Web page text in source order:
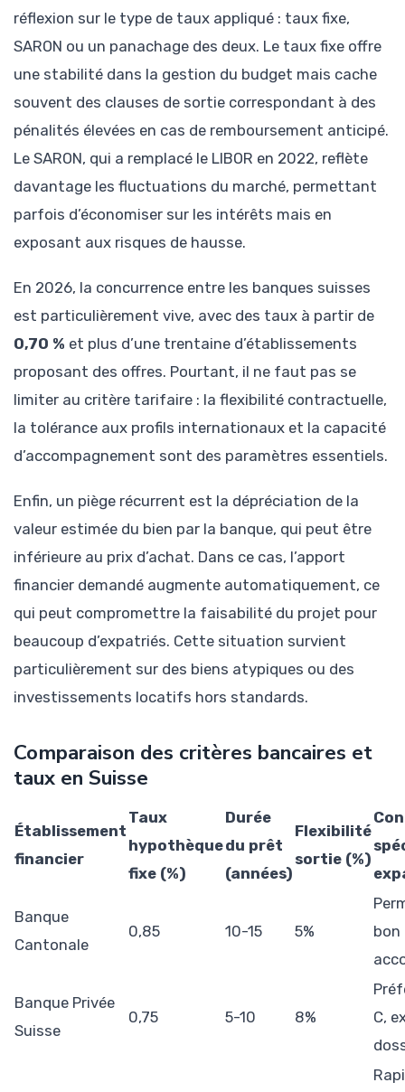
réflexion sur le type de taux appliqué : taux fixe,
SARON ou un panachage des deux. Le taux fixe offre
une stabilité dans la gestion du budget mais cache
souvent des clauses de sortie correspondant à des
pénalités élevées en cas de remboursement anticipé.
Le SARON, qui a remplacé le LIBOR en 2022, reflète
davantage les fluctuations du marché, permettant
parfois d’économiser sur les intérêts mais en
exposant aux risques de hausse.
En 2026, la concurrence entre les banques suisses
est particulièrement vive, avec des taux à partir de
0,70 % et plus d’une trentaine d’établissements
proposant des offres. Pourtant, il ne faut pas se
limiter au critère tarifaire : la flexibilité contractuelle,
la tolérance aux profils internationaux et la capacité
d’accompagnement sont des paramètres essentiels.
Enfin, un piège récurrent est la dépréciation de la
valeur estimée du bien par la banque, qui peut être
inférieure au prix d’achat. Dans ce cas, l’apport
financier demandé augmente automatiquement, ce
qui peut compromettre la faisabilité du projet pour
beaucoup d’expatriés. Cette situation survient
particulièrement sur des biens atypiques ou des
investissements locatifs hors standards.
Comparaison des critères bancaires et
taux en Suisse
Établissement
financier
Taux
hypothèque
fixe (%)
Durée
du prêt
(années)
Flexibilité
sortie (%)
Banque
Cantonale
0,85 10-15 5%
bon
Banque Privée
Suisse
0,75 5-10 8%
C,